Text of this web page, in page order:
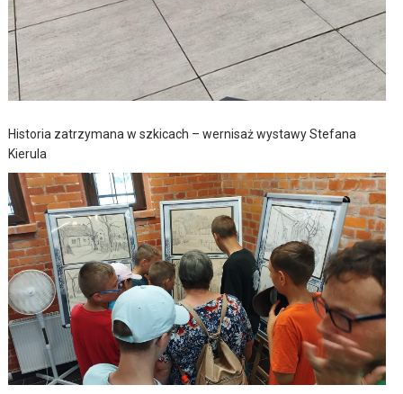
Historia zatrzymana w szkicach – wernisaż wystawy Stefana
Kierula